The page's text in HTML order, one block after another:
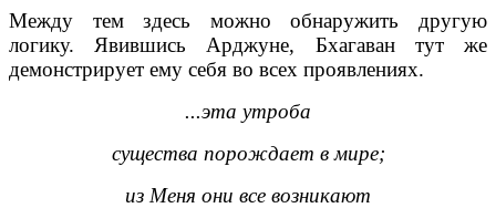
Между тем здесь можно обнаружить другую
логику. Явившись Арджуне, Бхагаван тут же
демонстрирует ему себя во всех проявлениях.
...эта утроба
существа порождает в мире;
из Меня они все возникают